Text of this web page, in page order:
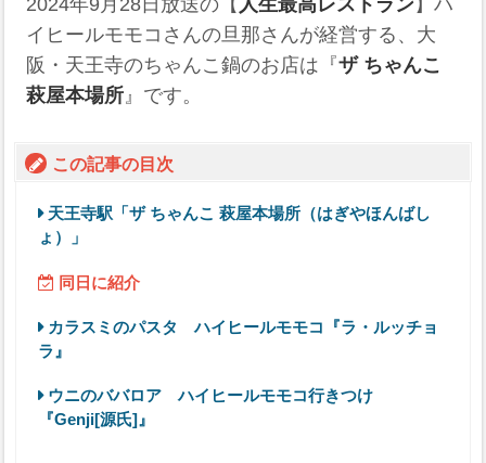
2024年9月28日 放送の【 人生最高レストラン】ハ
イヒールモモコさんの旦那さんが経営する、大
阪・天王寺のちゃんこ鍋のお店は『ザ ちゃんこ
萩屋本場所』です。
この記事の目次
天王寺駅「ザ ちゃんこ 萩屋本場所（はぎやほんばし
ょ）」
同日に紹介
カラスミのパスタ ハイヒールモモコ『ラ・ルッチョ
ラ』
ウニのババロア ハイヒールモモコ行きつけ
『Genji[源氏]』